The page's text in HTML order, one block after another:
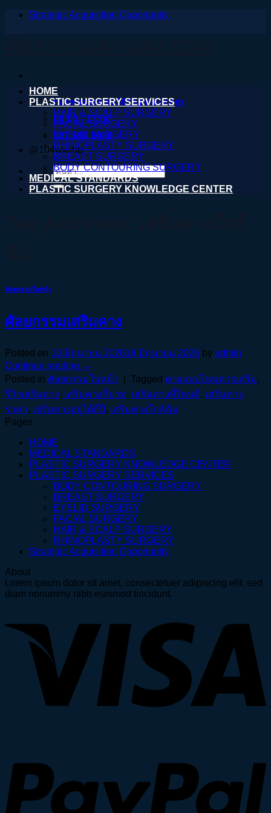
ข้าม
Strategic Acquisition Opportunity
nareeratsale936@gmail.com
08:00 - 17:00
061 590 6036
@104wwihb
ค้นหา:
HOME
PLASTIC SURGERY SERVICES
HAIR & SCALP SURGERY
FACIAL SURGERY
EYELID SURGERY
RHINOPLASTY SURGERY
BREAST SURGERY
BODY CONTOURING SURGERY
MEDICAL STANDARDS
PLASTIC SURGERY KNOWLEDGE CENTER
ศัลยกรรมใบหน้า
ศัลยกรรมเสริมคาง
Posted on 10 มิถุนายน 202614 มิถุนายน 2026 by admin
Continue reading →
Posted in ศัลยกรรมใบหน้า Tagged คางแบบไหนควรเสริม,
รีวิวเสริมคาง, เสริมคางกี่บาท, เสริมคางที่ไหนดี, เสริมคาง
ราคา, เสริมคางอยู่ได้กี่ปี, เสริมคางใกล้ฉัน
Pages
HOME
MEDICAL STANDARDS
PLASTIC SURGERY KNOWLEDGE CENTER
PLASTIC SURGERY SERVICES
BODY CONTOURING SURGERY
BREAST SURGERY
EYELID SURGERY
FACIAL SURGERY
HAIR & SCALP SURGERY
RHINOPLASTY SURGERY
Strategic Acquisition Opportunity
About
Lorem ipsum dolor sit amet, consectetuer adipiscing elit, sed
diam nonummy nibh euismod tincidunt.